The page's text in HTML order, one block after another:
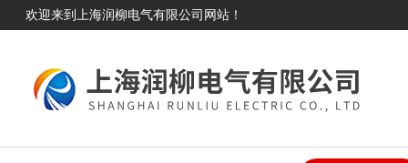
欢迎来到上海润柳电气有限公司网站！